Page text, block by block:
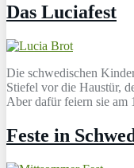
Das Luciafest
Die schwedischen
Stiefel vor die Haustür,
Aber dafür feiern sie
Feste in